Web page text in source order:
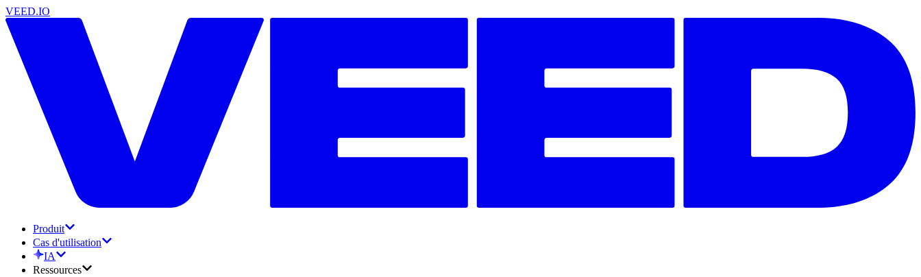
VEED.IO
Produit
Cas d'utilisation
IA
Ressources